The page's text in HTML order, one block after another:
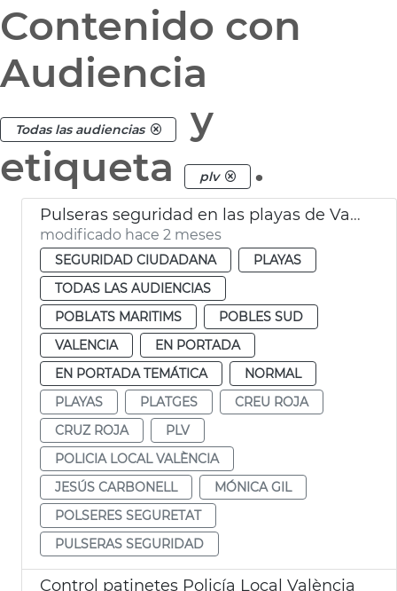
Contenido con
Audiencia
Todas las audiencias
y
etiqueta
plv .
Pulseras seguridad en las playas de València
modificado hace 2 meses
SEGURIDAD CIUDADANA
PLAYAS
TODAS LAS AUDIENCIAS
POBLATS MARITIMS
POBLES SUD
VALENCIA
EN PORTADA
EN PORTADA TEMÁTICA
NORMAL
PLAYAS
PLATGES
CREU ROJA
CRUZ ROJA
PLV
POLICIA LOCAL VALÈNCIA
JESÚS CARBONELL
MÓNICA GIL
POLSERES SEGURETAT
PULSERAS SEGURIDAD
Control patinetes Policía Local València